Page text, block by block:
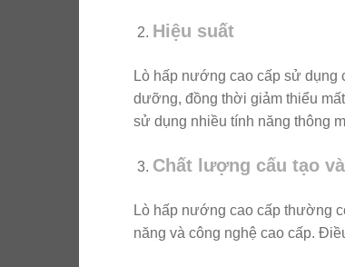
Hiệu suất
Lò hấp nướng cao cấp sử
dưỡng, đồng thời giảm thiểu
sử dụng nhiều tính năng thông
Chất lượng cấu tạo
Lò hấp nướng cao cấp thường
năng và công nghệ cao cấp.